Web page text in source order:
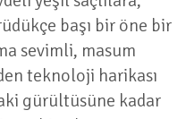
başı bir öne bir
sevimli, masum
teknoloji harikası
gürültüsüne kadar